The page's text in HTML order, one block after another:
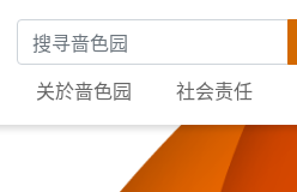
搜寻关键字
关於啬色园
社会责任